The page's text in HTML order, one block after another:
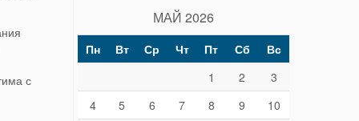
с
МАЙ 2026
Пн Вт Ср Чт Пт Сб
Вс
1
2
3
4
5 6 7 8 9
10